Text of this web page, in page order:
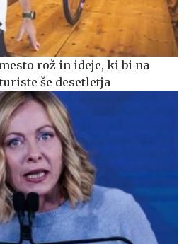
rož in ideje, ki bi na
še desetletja